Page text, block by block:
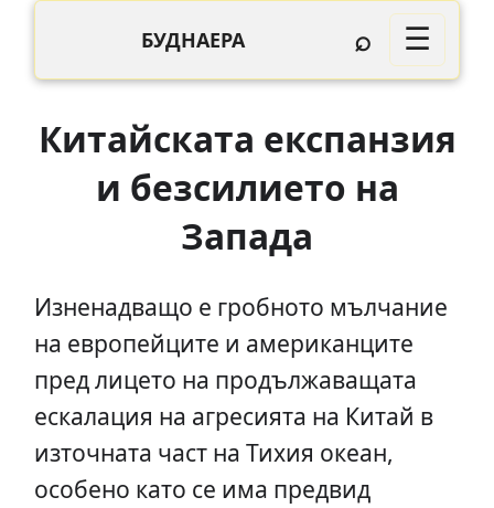
БУДНАЕРА ⌕ ☰
Китайската експанзия
и безсилието на
Запада
Изненадващо е гробното мълчание
на европейците и американците
пред лицето на продължаващата
ескалация на агресията на Китай в
източната част на Тихия океан,
особено като се има предвид